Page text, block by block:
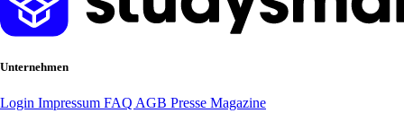
Unternehmen
Login Impressum FAQ AGB Presse Magazine